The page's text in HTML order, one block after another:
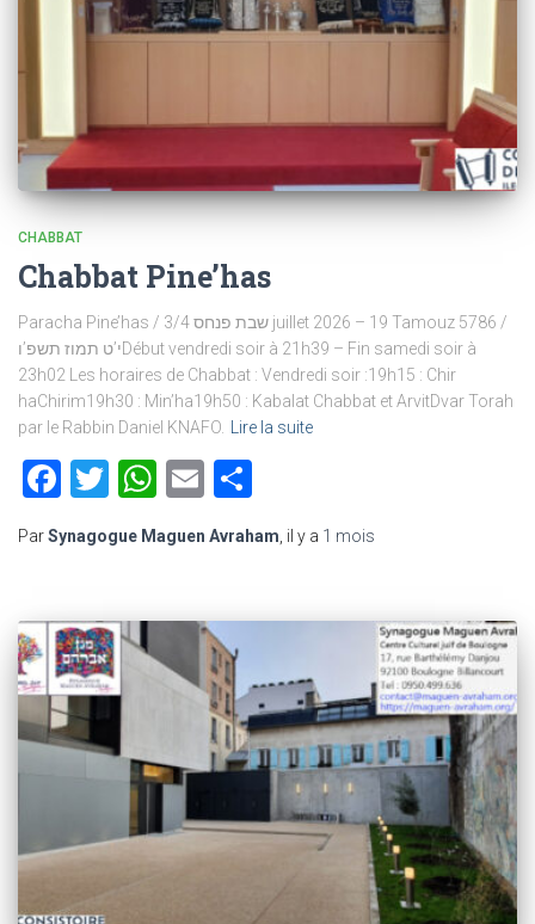
CHABBAT
Chabbat Pine’has
Paracha Pine’has / שבת פנחס 3/4 juillet 2026 – 19 Tamouz 5786 /
י’ט תמוז תשפ’וDébut vendredi soir à 21h39 – Fin samedi soir à
23h02 Les horaires de Chabbat : Vendredi soir :19h15 : Chir
haChirim19h30 : Min’ha19h50 : Kabalat Chabbat et ArvitDvar Torah
par le Rabbin Daniel KNAFO.
Lire la suite
Facebook
Twitter
WhatsApp
Email
ParSynagogue Maguen Avraham , il y a 1 mois